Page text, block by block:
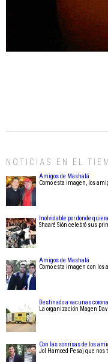
NOTICIAS EN EL
Amigos de Mashalá
Como esta imagen, los
Inolvidable por donde
Shaaré Sión celebró sus
Amigos de Mashalá
Como esta imagen con los
Destinado a vacunas
La organización Magen
Con las sonrisas de los
Jol Hamoed Pesaj que nos